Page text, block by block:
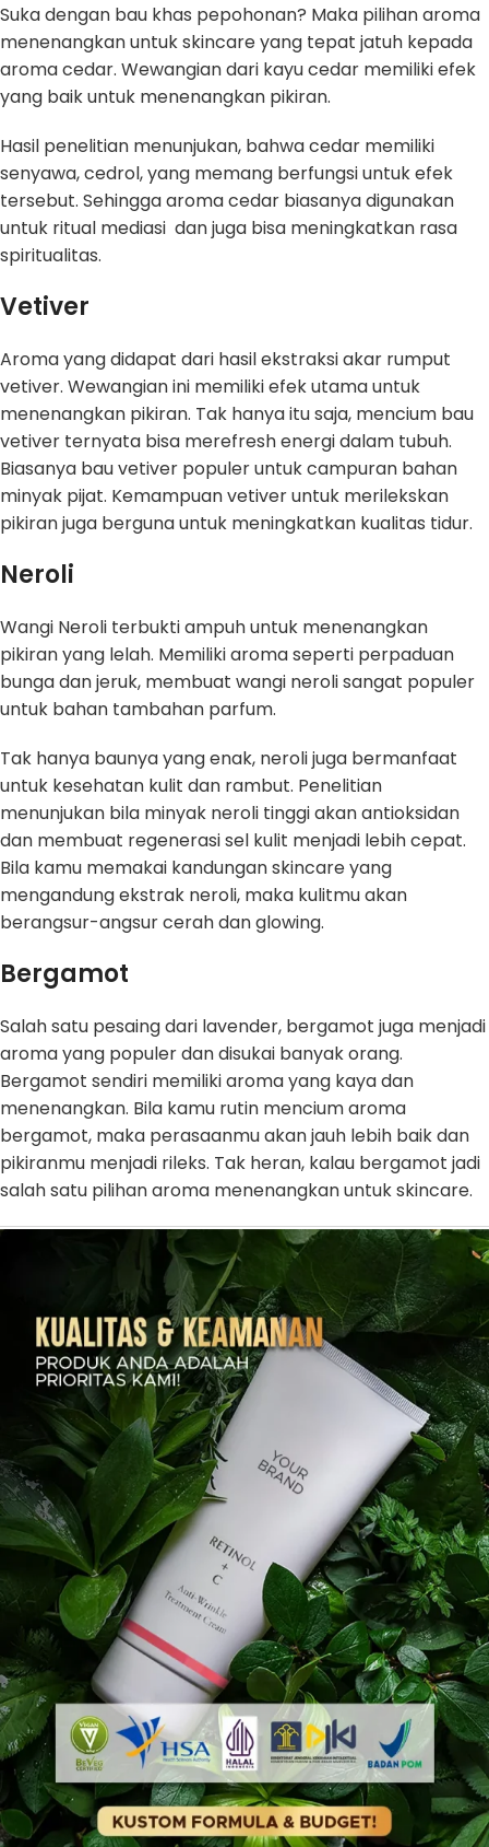
Suka dengan bau khas pepohonan? Maka pilihan aroma
menenangkan untuk skincare yang tepat jatuh kepada
aroma cedar. Wewangian dari kayu cedar memiliki efek
yang baik untuk menenangkan pikiran.
Hasil penelitian menunjukan, bahwa cedar memiliki
senyawa, cedrol, yang memang berfungsi untuk efek
tersebut. Sehingga aroma cedar biasanya digunakan
untuk ritual mediasi dan juga bisa meningkatkan rasa
spiritualitas.
Vetiver
Aroma yang didapat dari hasil ekstraksi akar rumput
vetiver. Wewangian ini memiliki efek utama untuk
menenangkan pikiran. Tak hanya itu saja, mencium bau
vetiver ternyata bisa merefresh energi dalam tubuh.
Biasanya bau vetiver populer untuk campuran bahan
minyak pijat. Kemampuan vetiver untuk merilekskan
pikiran juga berguna untuk meningkatkan kualitas tidur.
Neroli
Wangi Neroli terbukti ampuh untuk menenangkan
pikiran yang lelah. Memiliki aroma seperti perpaduan
bunga dan jeruk, membuat wangi neroli sangat populer
untuk bahan tambahan parfum.
Tak hanya baunya yang enak, neroli juga bermanfaat
untuk kesehatan kulit dan rambut. Penelitian
menunjukan bila minyak neroli tinggi akan antioksidan
dan membuat regenerasi sel kulit menjadi lebih cepat.
Bila kamu memakai kandungan skincare yang
mengandung ekstrak neroli, maka kulitmu akan
berangsur-angsur cerah dan glowing.
Bergamot
Salah satu pesaing dari lavender, bergamot juga menjadi
aroma yang populer dan disukai banyak orang.
Bergamot sendiri memiliki aroma yang kaya dan
menenangkan. Bila kamu rutin mencium aroma
bergamot, maka perasaanmu akan jauh lebih baik dan
pikiranmu menjadi rileks. Tak heran, kalau bergamot jadi
salah satu pilihan aroma menenangkan untuk skincare.